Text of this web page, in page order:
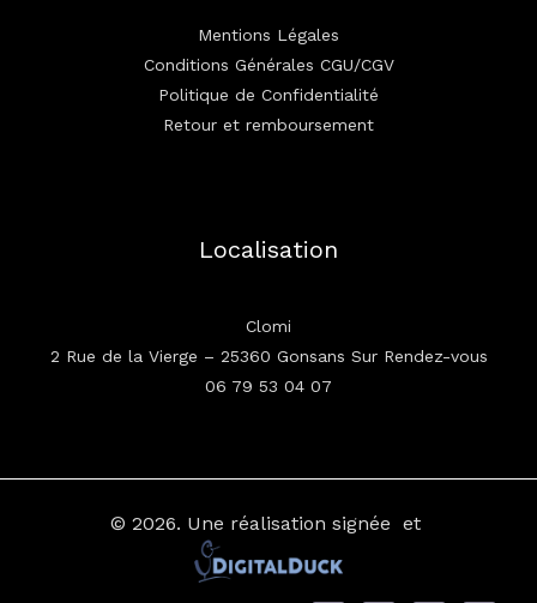
Mentions Légales
Conditions Générales CGU/CGV
Politique de Confidentialité
Retour et remboursement
Localisation
Clomi
2 Rue de la Vierge – 25360 Gonsans Sur Rendez-vous
06 79 53 04 07
© 2026. Une réalisation signée et